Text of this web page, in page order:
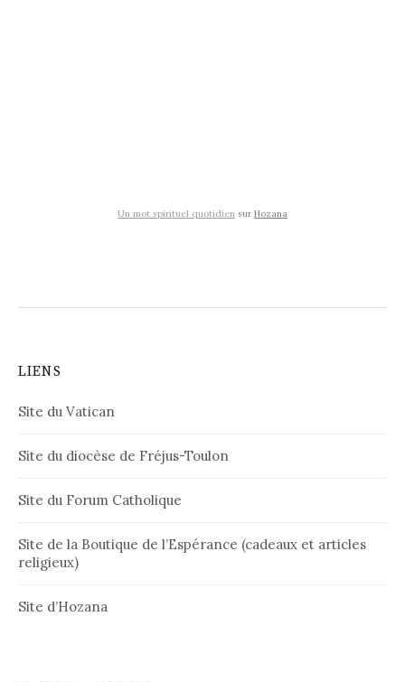
Un mot spirituel quotidien surHozana
LIENS
Site du Vatican
Site du diocèse de Fréjus-Toulon
Site du Forum Catholique
Site de la Boutique de l’Espérance (cadeaux et articles
religieux)
Site d’Hozana